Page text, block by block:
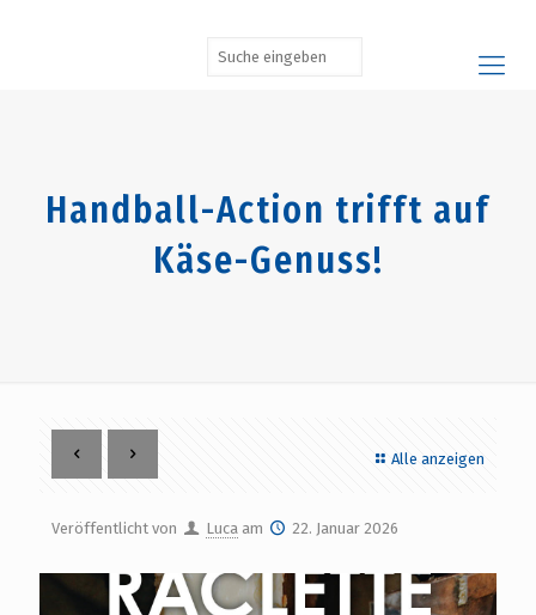
Handball-Action trifft auf
Käse-Genuss!
Alle anzeigen
Veröffentlicht von Luca am 22. Januar 2026